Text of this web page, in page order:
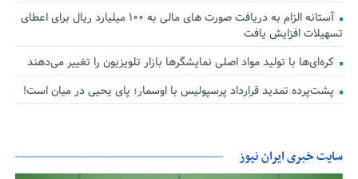
آستانه الزام به دریافت صورت های مالی به ۱۰۰ میلیارد ریال برای اعطای
تسهیلات افزایش یافت
کره‌ای‌ها با تولید مواد اصلی نمایشگرها بازار تلویزیون را تغییر می‌دهند
پشت‌پرده تمدید قرارداد پرسپولیس با اوسمار؛ پای یحیی در میان است!
سایت خبری ایران نیوز